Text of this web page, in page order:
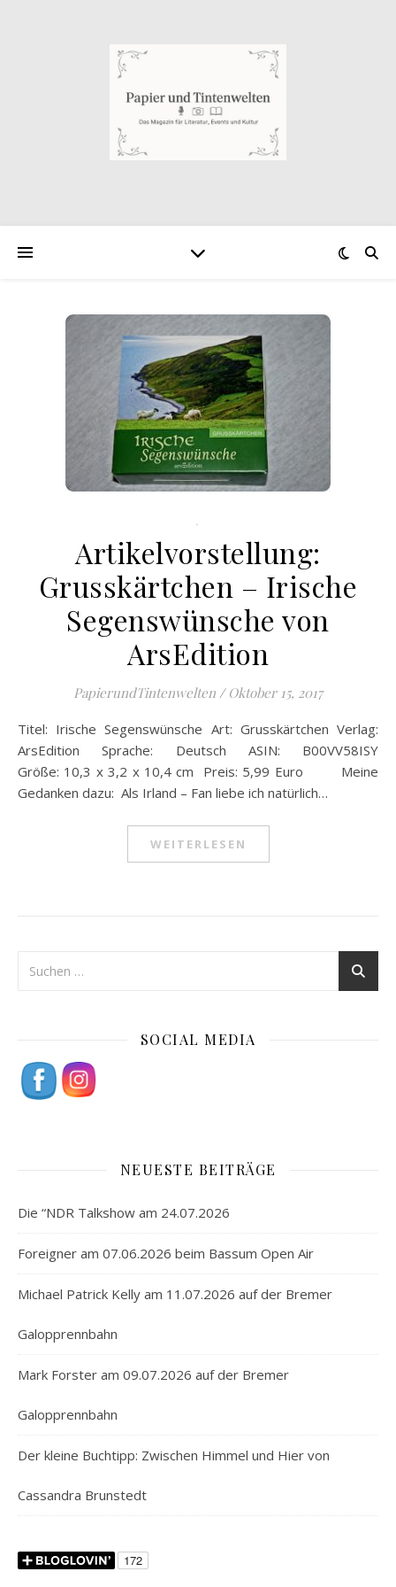
.
Artikelvorstellung:
Grusskärtchen – Irische
Segenswünsche von
ArsEdition
PapierundTintenwelten / Oktober 15, 2017
Titel: Irische Segenswünsche Art: Grusskärtchen Verlag:
ArsEdition Sprache: Deutsch ASIN: B00VV58ISY
Größe: 10,3 x 3,2 x 10,4 cm Preis: 5,99 Euro Meine
Gedanken dazu: Als Irland – Fan liebe ich natürlich…
WEITERLESEN
SOCIAL MEDIA
NEUESTE BEITRÄGE
Die “NDR Talkshow am 24.07.2026
Foreigner am 07.06.2026 beim Bassum Open Air
Michael Patrick Kelly am 11.07.2026 auf der Bremer
Galopprennbahn
Mark Forster am 09.07.2026 auf der Bremer
Galopprennbahn
Der kleine Buchtipp: Zwischen Himmel und Hier von
Cassandra Brunstedt